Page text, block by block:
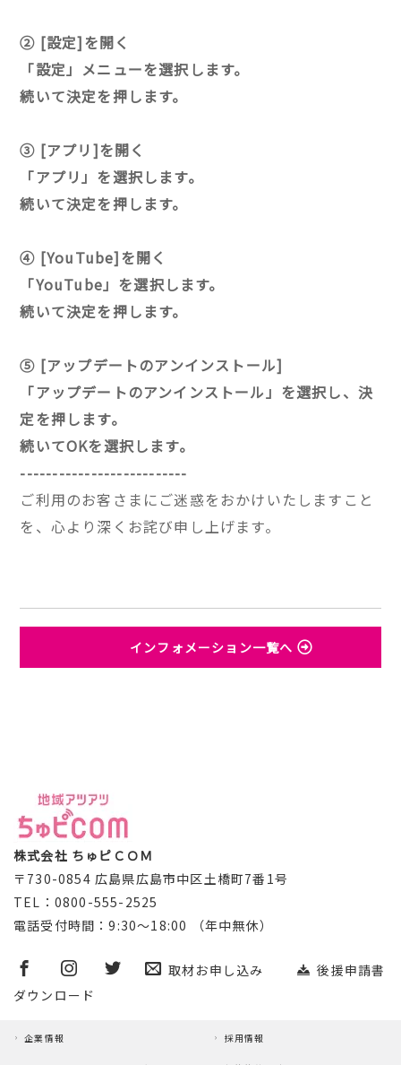
② [設定]を開く
「設定」メニューを選択します。
続いて決定を押します。
③ [アプリ]を開く
「アプリ」を選択します。
続いて決定を押します。
④ [YouTube]を開く
「YouTube」を選択します。
続いて決定を押します。
⑤ [アップデートのアンインストール]
「アップデートのアンインストール」を選択し、決
定を押します。
続いてOKを選択します。
​​​​​​​--------------------------
ご利用のお客さまにご迷惑をおかけいたしますこと
を、心より深くお詫び申し上げます。
インフォメーション一覧へ
株式会社 ちゅピＣＯＭ
〒730-0854 広島県広島市中区土橋町7番1号
TEL：0800-555-2525
電話受付時間：9:30～18:00 （年中無休）
取材お申し込み
後援申請書
ダウンロード
企業情報 採用情報